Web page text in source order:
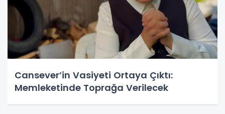
Cansever’in Vasiyeti Ortaya Çıktı:
Memleketinde Toprağa Verilecek